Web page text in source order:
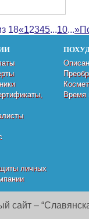
18«12345...10...»
личных
Время
сайт –